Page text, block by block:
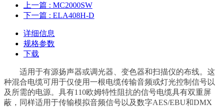
上一篇 : MC2000SW
下一篇 : ELA408H-D
详细信息
规格参数
下载
适用于有源扬声器或调光器、变色器和扫描仪的布线。这
种混合电缆可用于仅使用一根电缆传输音频或灯光控制信号以
及所需的电源。具有110欧姆特性阻抗的信号电缆具有双重屏
蔽，同样适用于传输模拟音频信号以及数字AES/EBU和DMX